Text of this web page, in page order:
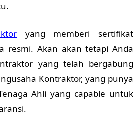
yang memberi sertifikat
resmi. Akan akan tetapi Anda
yang telah bergabung
Kontraktor, yang punya
Ahli yang capable untuk